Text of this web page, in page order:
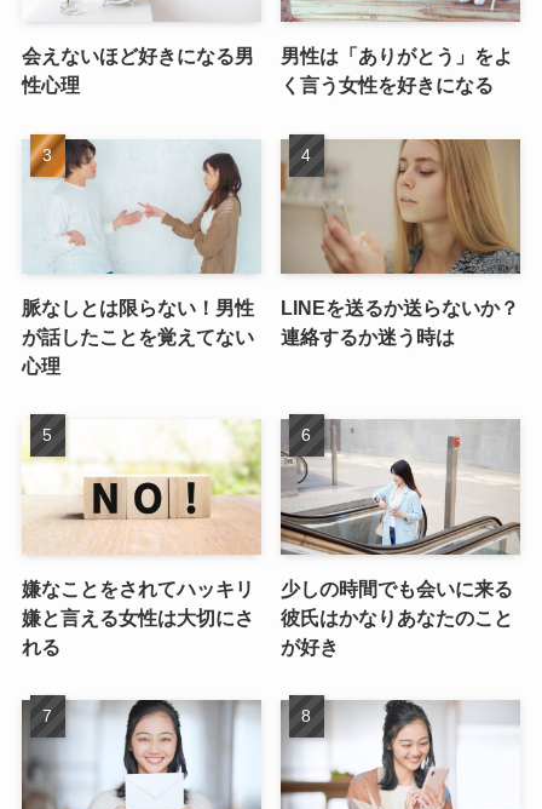
会えないほど好きになる男
性心理
男性は「ありがとう」をよ
く言う女性を好きになる
脈なしとは限らない！男性
が話したことを覚えてない
心理
LINEを送るか送らないか？
連絡するか迷う時は
嫌なことをされてハッキリ
嫌と言える女性は大切にさ
れる
少しの時間でも会いに来る
彼氏はかなりあなたのこと
が好き